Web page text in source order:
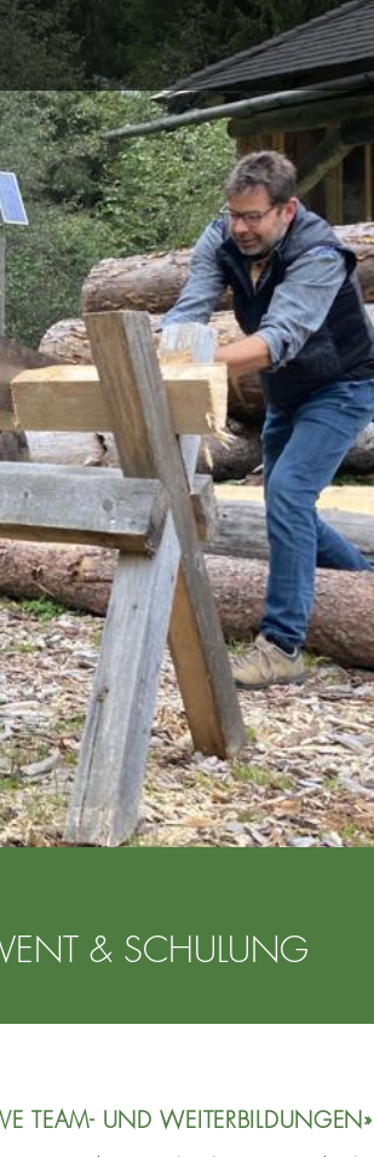
& SCHULUNG
TEAM- UND WEITERBILDUNGEN»